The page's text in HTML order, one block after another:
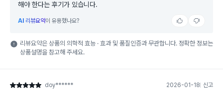
해야 한다는 후기가 있습니다.
AI 리뷰요약이 유용했나요?
리뷰요약은 상품의 의학적 효능 · 효과 및 품질인증과 무관합니다. 정확한 정보는
상품설명을 참고해 주세요.
별점 5점 doy****** 2026-01-18 신고